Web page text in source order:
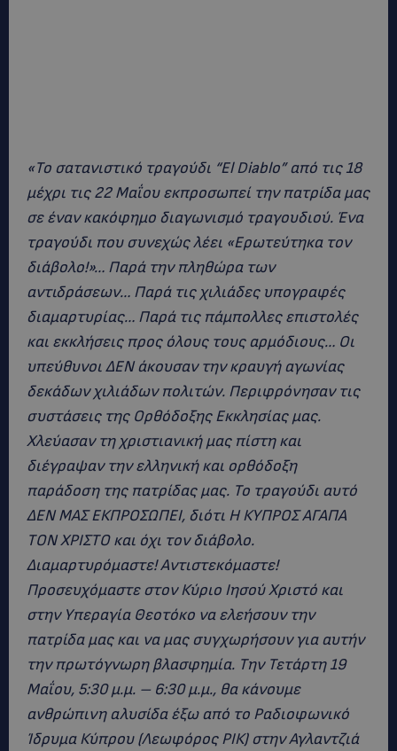
«Το σατανιστικό τραγούδι “El Diablo” από τις 18
μέχρι τις 22 Μαΐου εκπροσωπεί την πατρίδα μας
σε έναν κακόφημο διαγωνισμό τραγουδιού. Ένα
τραγούδι που συνεχώς λέει «Ερωτεύτηκα τον
διάβολο!»… Παρά την πληθώρα των
αντιδράσεων… Παρά τις χιλιάδες υπογραφές
διαμαρτυρίας… Παρά τις πάμπολλες επιστολές
και εκκλήσεις προς όλους τους αρμόδιους… Οι
υπεύθυνοι ΔΕΝ άκουσαν την κραυγή αγωνίας
δεκάδων χιλιάδων πολιτών. Περιφρόνησαν τις
συστάσεις της Ορθόδοξης Εκκλησίας μας.
Χλεύασαν τη χριστιανική μας πίστη και
διέγραψαν την ελληνική και ορθόδοξη
παράδοση της πατρίδας μας. Το τραγούδι αυτό
ΔΕΝ ΜΑΣ ΕΚΠΡΟΣΩΠΕΙ, διότι Η ΚΥΠΡΟΣ ΑΓΑΠΑ
ΤΟΝ ΧΡΙΣΤΟ και όχι τον διάβολο.
Διαμαρτυρόμαστε! Αντιστεκόμαστε!
Προσευχόμαστε στον Κύριο Ιησού Χριστό και
στην Υπεραγία Θεοτόκο να ελεήσουν την
πατρίδα μας και να μας συγχωρήσουν για αυτήν
την πρωτόγνωρη βλασφημία. Την Τετάρτη 19
Μαΐου, 5:30 μ.μ. – 6:30 μ.μ., θα κάνουμε
ανθρώπινη αλυσίδα έξω από το Ραδιοφωνικό
Ίδρυμα Κύπρου (Λεωφόρος ΡΙΚ) στην Αγλαντζιά